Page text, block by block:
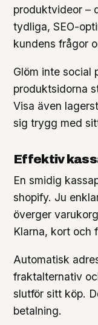
produktvideor –
tydliga, SEO-
kundens frågor
Glöm inte social
produktsidorna
Visa även
sig trygg med
Effektiv
En smidig
shopify. Ju
överger
Klarna, kort och
Automatisk
fraktalternativ
slutför sitt köp.
betalning.